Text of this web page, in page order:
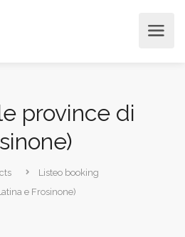
province di
Listeo booking
e Frosinone)